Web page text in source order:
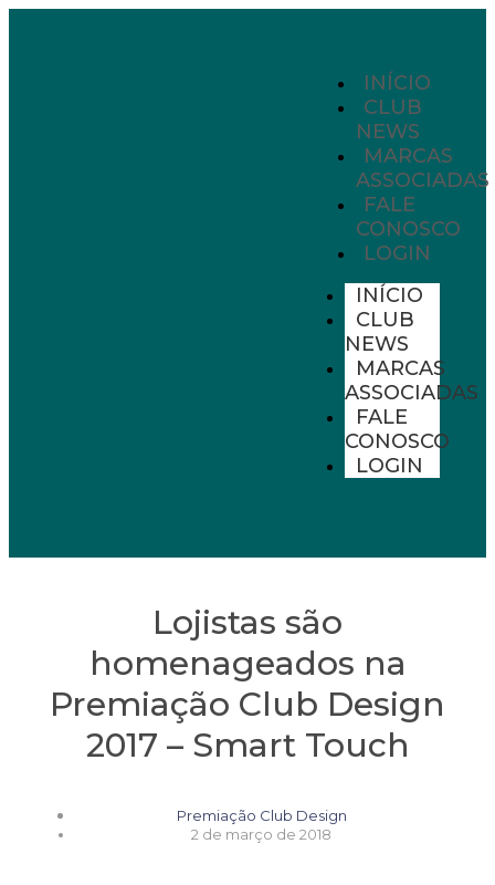
INÍCIO
CLUB
NEWS
MARCAS
ASSOCIADAS
FALE
CONOSCO
LOGIN
INÍCIO
CLUB
NEWS
MARCAS
ASSOCIADAS
FALE
CONOSCO
LOGIN
Lojistas são
homenageados na
Premiação Club Design
2017 – Smart Touch
Premiação Club Design
2 de março de 2018